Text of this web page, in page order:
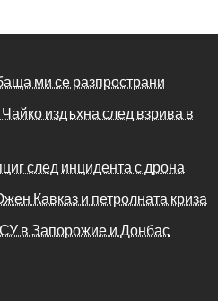
ми се разпространи
издъхна след взрива в
след инцидента с дрона
Кавказ и петролната криза
в Запорожие и Донбас